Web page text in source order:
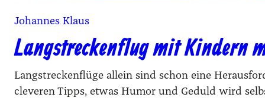
Johannes Klaus
Langstreckenflug mit Kindern
Langstreckenflüge allein sind schon eine
cleveren Tipps, etwas Humor und Geduld wird